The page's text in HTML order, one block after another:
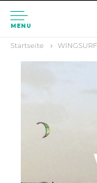
MENU
Startseite